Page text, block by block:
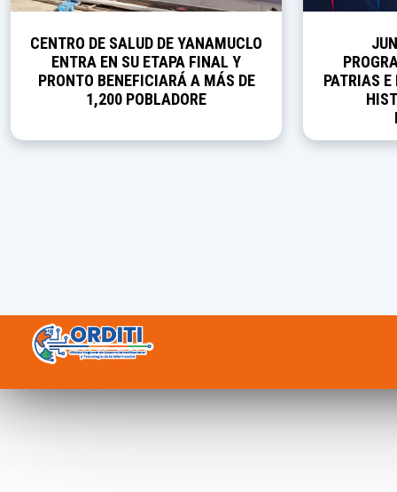
CENTRO DE SALUD DE YANAMUCLO
ENTRA EN SU ETAPA FINAL Y
PRONTO BENEFICIARÁ A MÁS DE
1,200 POBLADORE
PATRIAS